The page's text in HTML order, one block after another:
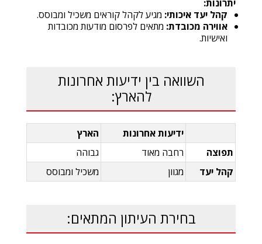
יתרונות:
קהל יעד איכותי: מגיע לקהל קוראים משכיל ומבוסס.
אווירה מכובדת: מתאים לפרסום מודעות מכובדות
ואישיות.
השוואה בין ידיעות אחרונות
להארץ:
ידיעות אחרונות
הארץ
תפוצה
רחבה מאוד
גבוהה
קהל יעד
מגוון משכיל ומבוסס
בחירת העיתון המתאים: